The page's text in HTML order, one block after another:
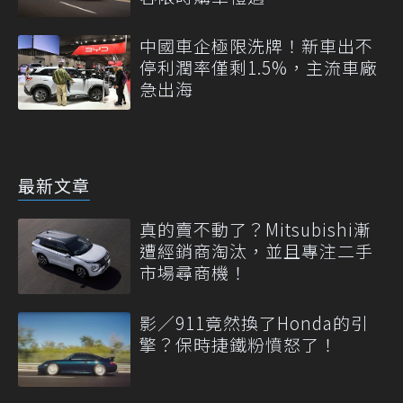
中國車企極限洗牌！新車出不
停利潤率僅剩1.5%，主流車廠
急出海
最新文章
真的賣不動了？Mitsubishi漸
遭經銷商淘汰，並且專注二手
市場尋商機！
影／911竟然換了Honda的引
擎？保時捷鐵粉憤怒了！